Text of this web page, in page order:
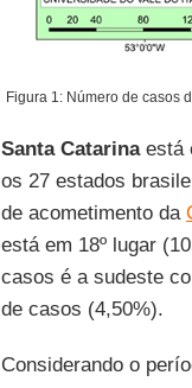
Figura 1: Número de casos
Santa Catarinaestá
os 27 estados
de acometimento da
está em 18º lugar
casos é a sudeste
de casos (4,50%).
Considerando o